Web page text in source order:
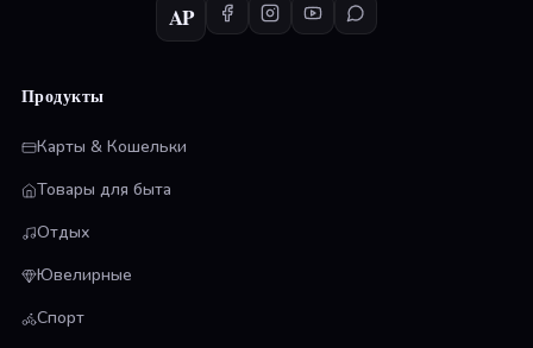
AP
Продукты
Карты & Кошельки
Товары для быта
Отдых
Ювелирные
Спорт